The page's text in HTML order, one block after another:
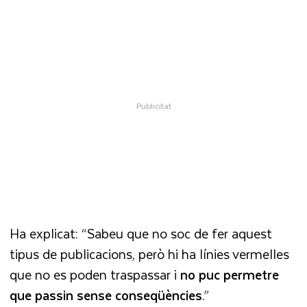
Ha explicat: “Sabeu que no soc de fer aquest
tipus de publicacions, però hi ha línies vermelles
que no es poden traspassar i no puc permetre
que passin sense conseqüències.”